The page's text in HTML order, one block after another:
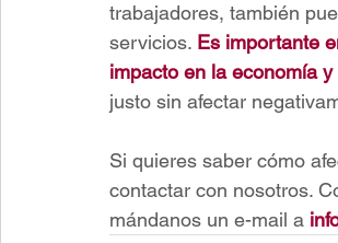
trabajadores, también
servicios. Es importante
impacto en la economía
justo sin afectar
Si quieres saber cómo
contactar con nosotros.
mándanos un e-mail a